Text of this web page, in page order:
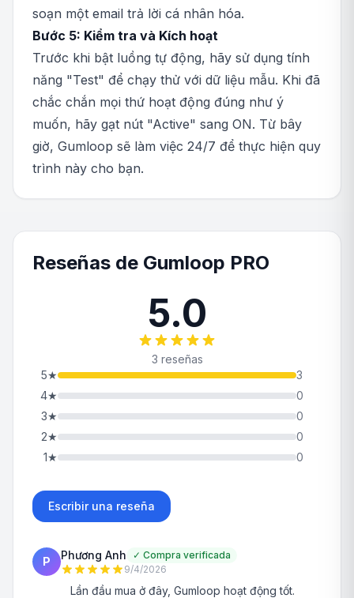
soạn một email trả lời cá nhân hóa.
Bước 5: Kiểm tra và Kích hoạt
Trước khi bật luồng tự động, hãy sử dụng tính
năng "Test" để chạy thử với dữ liệu mẫu. Khi đã
chắc chắn mọi thứ hoạt động đúng như ý
muốn, hãy gạt nút "Active" sang ON. Từ bây
giờ, Gumloop sẽ làm việc 24/7 để thực hiện quy
trình này cho bạn.
Reseñas de Gumloop PRO
5.0
3 reseñas
5★
3
4★
0
3★
0
2★
0
1★ 0
Escribir una reseña
P Phương Anh ✓ Compra verificada
9/4/2026
Lần đầu mua ở đây, Gumloop hoạt động tốt.